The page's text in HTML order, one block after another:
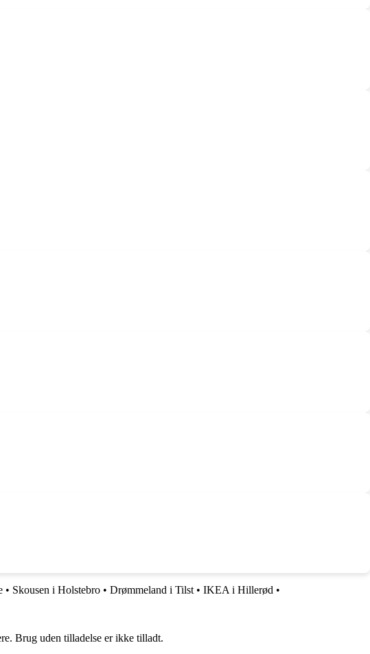
• Skousen i Holstebro • Drømmeland i Tilst • IKEA i Hillerød •
Brug uden tilladelse er ikke tilladt.